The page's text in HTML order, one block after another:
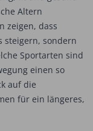
Altern
zeigen, dass
steigern, sondern
Sportarten sind
einen so
auf die
für ein längeres,